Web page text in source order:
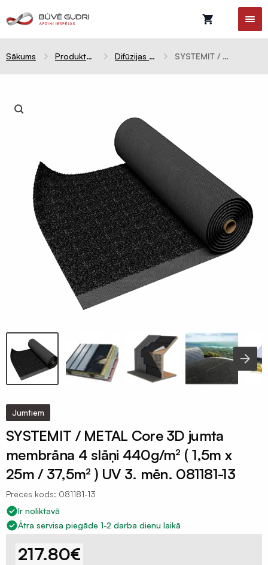
Sākums Produktu kategorijas Difūzijas membrānas SYSTEMIT / METAL Core 3D jumta membrāna 4 slāņi 440g/m² ( 1,5m x 25m / 37,5m² ) UV 3. mēn. 081181-13
Jumtiem
SYSTEMIT / METAL Core 3D jumta
membrāna 4 slāņi 440g/m² ( 1,5m x
25m / 37,5m² ) UV 3. mēn. 081181-13
Preces kods: 081181-13
Ir noliktavā
Ātra servisa piegāde 1-2 darba dienu laikā
€
217.80
Celtniecības
membrānas
barjeras
Pretvēja
Hidroizolācijas
membrāna
Iepakojuma
plēves
120mik
plēves
Polietilēna
plēves
Silto
grīdu
folija
plēves